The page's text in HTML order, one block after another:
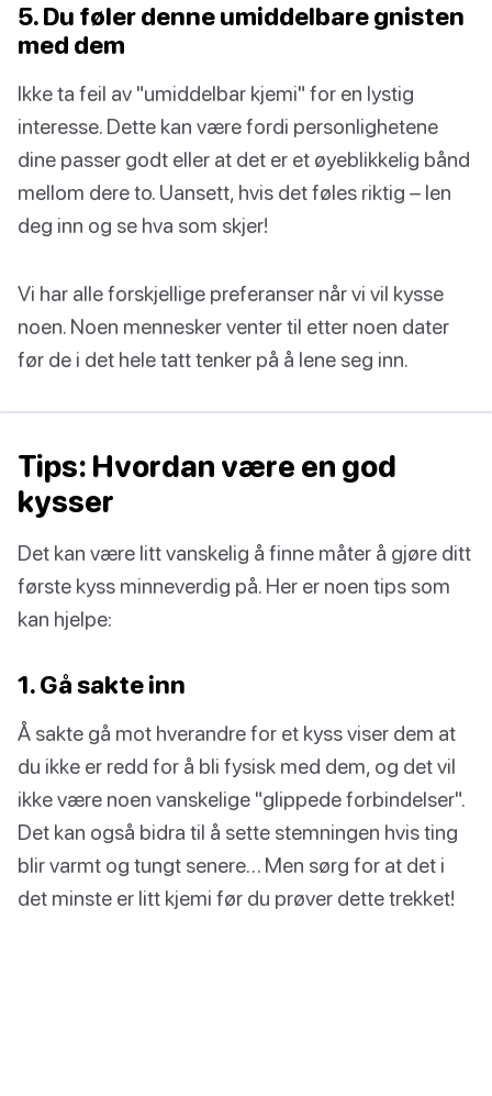
5. Du føler denne umiddelbare gnisten
med dem
Ikke ta feil av "umiddelbar kjemi" for en lystig
interesse. Dette kan være fordi personlighetene
dine passer godt eller at det er et øyeblikkelig bånd
mellom dere to. Uansett, hvis det føles riktig – len
deg inn og se hva som skjer!
Vi har alle forskjellige preferanser når vi vil kysse
noen. Noen mennesker venter til etter noen dater
før de i det hele tatt tenker på å lene seg inn.
Tips: Hvordan være en god
kysser
Det kan være litt vanskelig å finne måter å gjøre ditt
første kyss minneverdig på. Her er noen tips som
kan hjelpe:
1. Gå sakte inn
Å sakte gå mot hverandre for et kyss viser dem at
du ikke er redd for å bli fysisk med dem, og det vil
ikke være noen vanskelige "glippede forbindelser".
Det kan også bidra til å sette stemningen hvis ting
blir varmt og tungt senere… Men sørg for at det i
det minste er litt kjemi før du prøver dette trekket!